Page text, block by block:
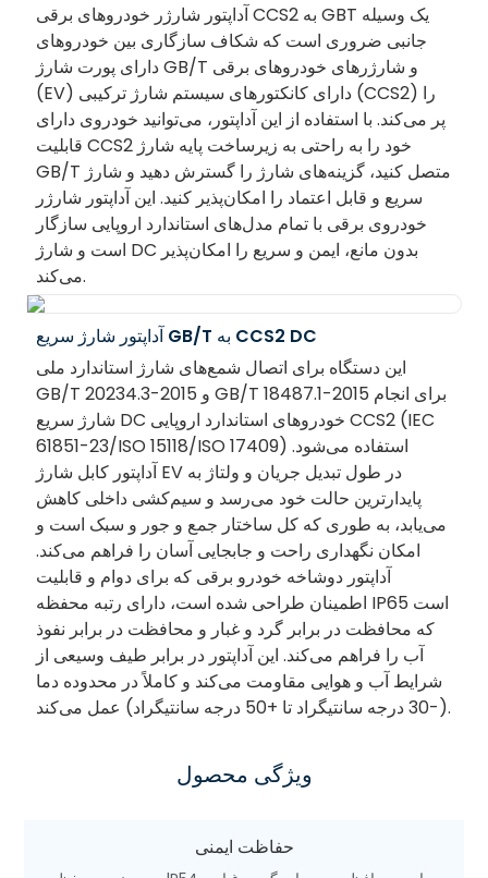
آداپتور شارژر خودروهای برقی CCS2 به GBT یک وسیله
جانبی ضروری است که شکاف سازگاری بین خودروهای
دارای پورت شارژ GB/T و شارژرهای خودروهای برقی
(EV) دارای کانکتورهای سیستم شارژ ترکیبی (CCS2) را
پر می‌کند. با استفاده از این آداپتور، می‌توانید خودروی دارای
قابلیت CCS2 خود را به راحتی به زیرساخت پایه شارژ
GB/T متصل کنید، گزینه‌های شارژ را گسترش دهید و شارژ
سریع و قابل اعتماد را امکان‌پذیر کنید. این آداپتور شارژر
خودروی برقی با تمام مدل‌های استاندارد اروپایی سازگار
است و شارژ DC بدون مانع، ایمن و سریع را امکان‌پذیر
می‌کند.
آداپتور شارژ سریع GB/T به CCS2 DC
این دستگاه برای اتصال شمع‌های شارژ استاندارد ملی
GB/T 20234.3-2015 و GB/T 18487.1-2015 برای انجام
شارژ سریع DC خودروهای استاندارد اروپایی CCS2 (IEC
61851-23/ISO 15118/ISO 17409) استفاده می‌شود.
آداپتور کابل شارژ EV در طول تبدیل جریان و ولتاژ به
پایدارترین حالت خود می‌رسد و سیم‌کشی داخلی کاهش
می‌یابد، به طوری که کل ساختار جمع و جور و سبک است و
امکان نگهداری راحت و جابجایی آسان را فراهم می‌کند.
آداپتور دوشاخه خودرو برقی که برای دوام و قابلیت
اطمینان طراحی شده است، دارای رتبه محفظه IP65 است
که محافظت در برابر گرد و غبار و محافظت در برابر نفوذ
آب را فراهم می‌کند. این آداپتور در برابر طیف وسیعی از
شرایط آب و هوایی مقاومت می‌کند و کاملاً در محدوده دما
(-30 درجه سانتیگراد تا +50 درجه سانتیگراد) عمل می‌کند.
ویژگی محصول
حفاظت ایمنی